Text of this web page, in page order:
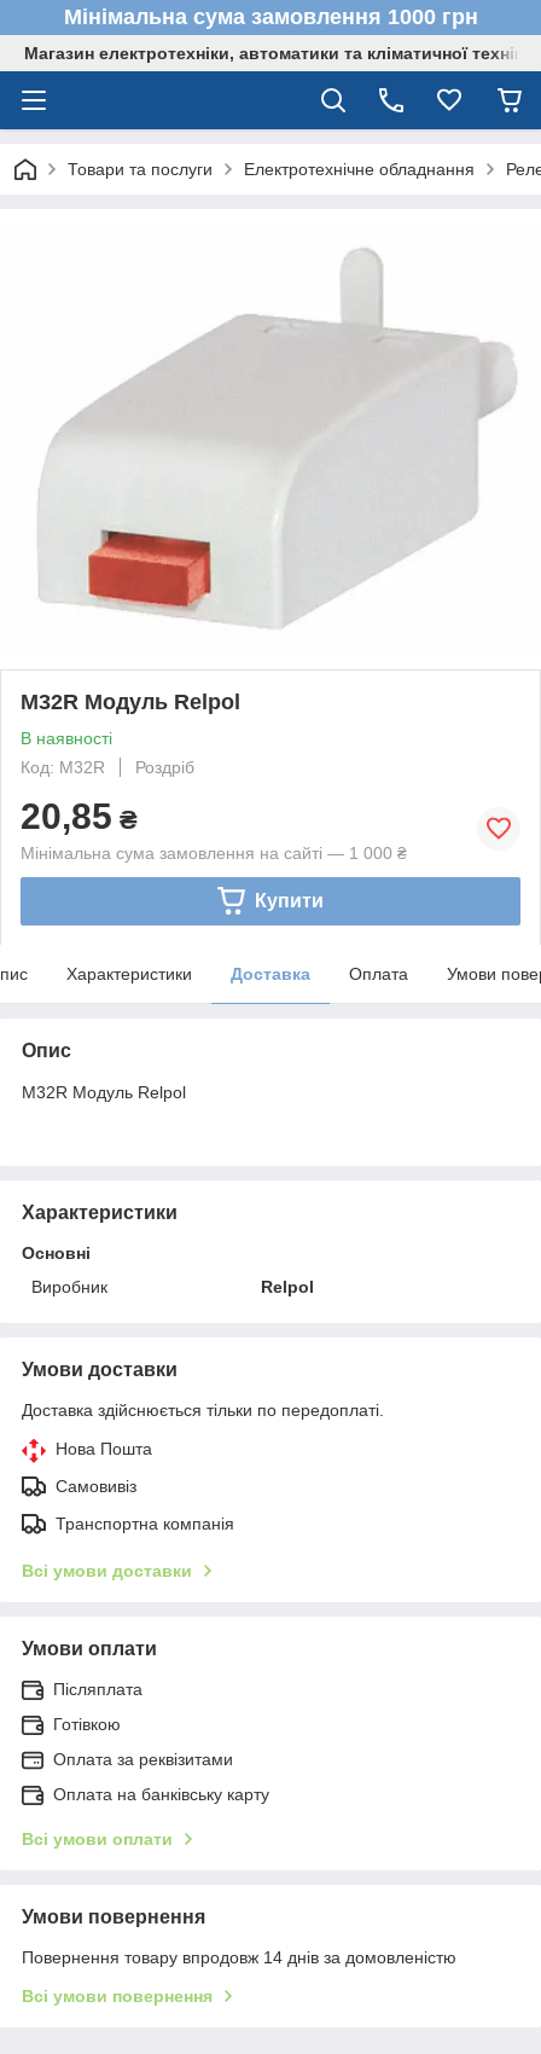
Мінімальна сума замовлення 1000 грн
Магазин електротехніки, автоматики та кліматичної техніки
Товари та послуги Електротехнічне обладнання
M32R Модуль Relpol
В наявності
Код: M32R
Роздріб
20,85 ₴
Мінімальна сума замовлення на сайті — 1 000 ₴
Купити
Характеристики Доставка Оплата Умови
Опис
M32R Модуль Relpol
Характеристики
Основні
Виробник
Relpol
Умови доставки
Доставка здійснюється тільки по передоплаті.
Нова Пошта
Самовивіз
Транспортна компанія
Всі умови доставки
Умови оплати
Післяплата
Готівкою
Оплата за реквізитами
Оплата на банківську карту
Всі умови оплати
Умови повернення
Повернення товару впродовж 14 днів за домовленістю
Всі умови повернення